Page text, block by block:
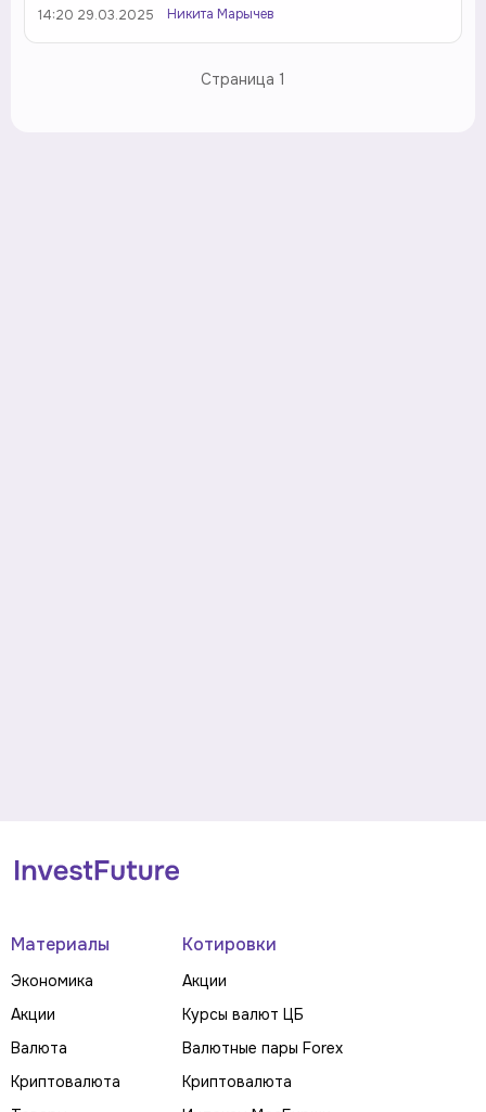
14:20 29.03.2025 Никита Марычев
Страница 1
Материалы
Экономика
Акции
Валюта
Криптовалюта
Котировки
Акции
Курсы валют ЦБ
Валютные пары Forex
Криптовалюта